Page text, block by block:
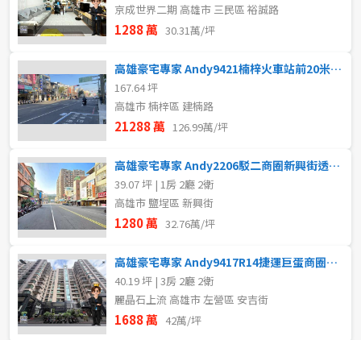
京成世界二期 高雄市 三民區 裕誠路
1288 萬 30.31萬/坪
高雄豪宅專家 Andy9421楠梓火車站前20米大面寬透店
167.64 坪
高雄市 楠梓區 建楠路
21288 萬 126.99萬/坪
高雄豪宅專家 Andy2206駁二商圈新興街透天店住
39.07 坪 | 1房 2廳 2衛
高雄市 鹽埕區 新興街
1280 萬 32.76萬/坪
高雄豪宅專家 Andy9417R14捷運巨蛋商圈精美三房車位
40.19 坪 | 3房 2廳 2衛
麗晶石上流 高雄市 左營區 安吉街
1688 萬 42萬/坪